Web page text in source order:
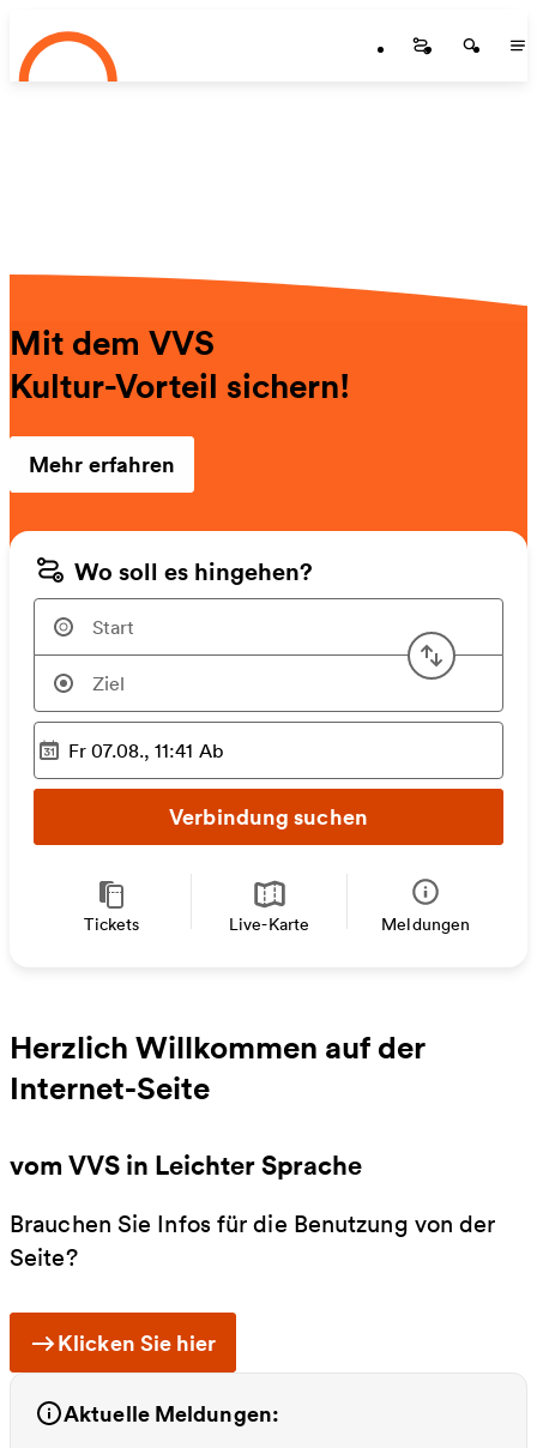
Zum Hauptinhalt springen
Startseite
Mit dem VVS
Kultur-Vorteil sichern!
Mehr erfahren
Wo soll es hingehen?
Start
Ausgewählter Zeitpunkt
Fr 07.08., 11:41 Ab
Verbindung suchen
Tickets Live-Karte Meldungen
Herzlich Willkommen auf der
Internet-Seite
vom VVS in Leichter Sprache
Brauchen Sie Infos für die Benutzung von der
Seite?
Klicken Sie hier
Aktuelle Meldungen: